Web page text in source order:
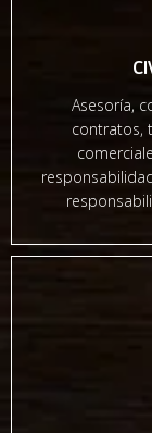
Asesoría,
contratos,